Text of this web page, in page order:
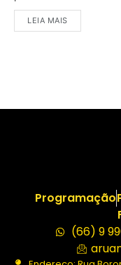
LEIA MAIS
Programação
(66) 9